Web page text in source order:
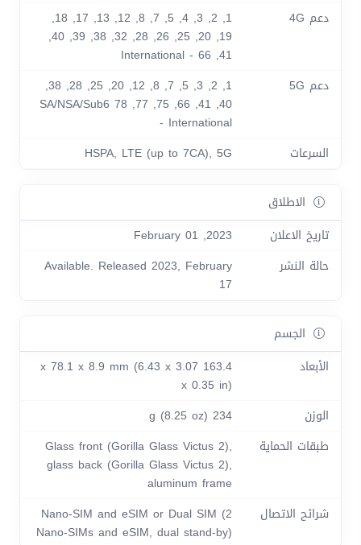
دعم 4G
1, 2, 3, 4, 5, 7, 8, 12, 13, 17, 18,
19, 20, 25, 26, 28, 32, 38, 39, 40,
41, 66 - International
دعم 5G
1, 2, 3, 5, 7, 8, 12, 20, 25, 28, 38,
40, 41, 66, 75, 77, 78 SA/NSA/Sub6
- International
السرعات
HSPA, LTE (up to 7CA), 5G
الاطلاق
تاريخ الاعلان
2023, February 01
حالة النشر
Available. Released 2023, February
17
الجسم
الأبعاد
163.4 x 78.1 x 8.9 mm (6.43 x 3.07
x 0.35 in)
الوزن
234 g (8.25 oz)
طبقات الحماية
Glass front (Gorilla Glass Victus 2),
glass back (Gorilla Glass Victus 2),
aluminum frame
شرائح الاتصال
Nano-SIM and eSIM or Dual SIM (2
Nano-SIMs and eSIM, dual stand-by)